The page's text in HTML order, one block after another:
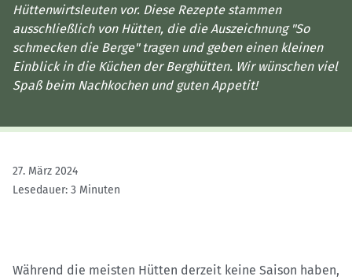
Hüttenwirtsleuten vor. Diese Rezepte stammen
ausschließlich von Hütten, die die Auszeichnung "So
schmecken die Berge" tragen und geben einen kleinen
Einblick in die Küchen der Berghütten. Wir wünschen viel
Spaß beim Nachkochen und guten Appetit!
27. März 2024
Lesedauer: 3 Minuten
Während die meisten Hütten derzeit keine Saison haben,